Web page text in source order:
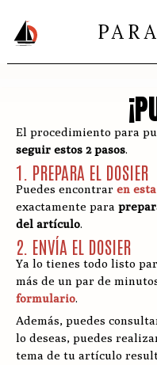
El procedimiento para
seguir estos 2 pasos.
1. PREPARA EL DOSIER
Puedes encontraren
exactamente para
del artículo.
2. ENVÍA EL DOSIER
Ya lo tienes todo listo
más de un par de
formulario.
Además, puedes
lo deseas, puedes
tema de tu artículo